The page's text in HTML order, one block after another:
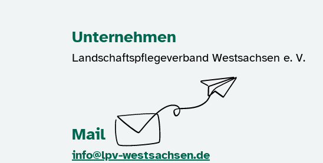
Unternehmen
Landschaftspflegeverband Westsachsen e. V.
Mail
info@lpv-westsachsen.de